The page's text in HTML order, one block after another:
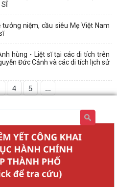
SĨ
niệm, cầu siêu Mẹ Việt Nam
hùng - Liệt sĩ tại các di tích trên
Đức Cảnh và các di tích lịch sử
4 5 ...